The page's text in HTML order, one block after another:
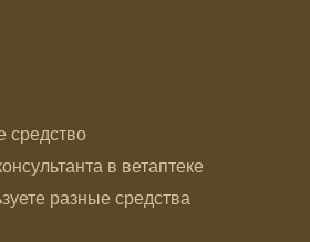
средство
в ветаптеке
разные средства